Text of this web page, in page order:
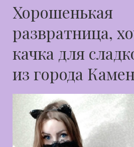
Хорошенькая
развратница,
качка для
из города